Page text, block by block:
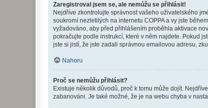
Zaregistroval jsem se, ale nemůžu se přihlásit!
Nejdříve zkontrolujte správnost vašeho uživatelského
soukromí nezletilých na internetu COPPA a vy jste
vyžadováno, aby před přihlášením proběhla aktivace
pokračujte podle instrukcí, které v něm najdete. Pokud
jste si jistí, že jste zadali správnou emailovou adresu,
Nahoru
Proč se nemůžu přihlásit?
Existuje několik důvodů, proč k tomu může dojít.
zabanováni. Je také možné, že je na webu chyba v